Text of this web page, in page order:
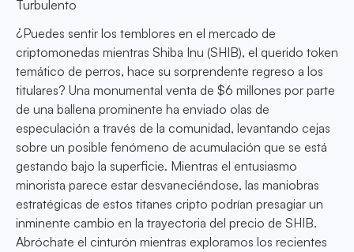
Turbulento
¿Puedes sentir los temblores en el mercado de
criptomonedas mientras Shiba Inu (SHIB), el querido token
temático de perros, hace su sorprendente regreso a los
titulares? Una monumental venta de $6 millones por parte
de una ballena prominente ha enviado olas de
especulación a través de la comunidad, levantando cejas
sobre un posible fenómeno de acumulación que se está
gestando bajo la superficie. Mientras el entusiasmo
minorista parece estar desvaneciéndose, las maniobras
estratégicas de estos titanes cripto podrían presagiar un
inminente cambio en la trayectoria del precio de SHIB.
Abróchate el cinturón mientras exploramos los recientes